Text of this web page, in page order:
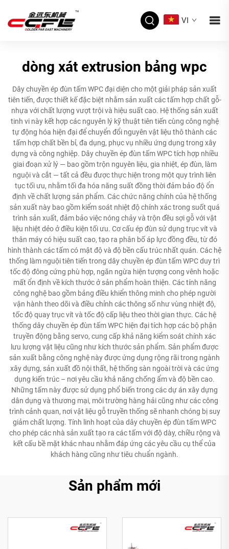
VI
dòng xát extrusion bảng wpc
Dây chuyền ép đùn tấm WPC đại diện cho một giải pháp sản xuất
tiên tiến, được thiết kế đặc biệt nhằm sản xuất các tấm hợp chất gỗ-
nhựa với chất lượng vượt trội và hiệu suất cao. Hệ thống sản xuất
tinh vi này kết hợp các nguyên lý kỹ thuật tiên tiến cùng công nghệ
tự động hóa hiện đại để chuyển đổi nguyên vật liệu thô thành các
tấm hợp chất bền bỉ, đa dụng, phục vụ nhiều ứng dụng trong xây
dựng và công nghiệp. Dây chuyền ép đùn tấm WPC tích hợp nhiều
giai đoạn xử lý — bao gồm trộn nguyên liệu, gia nhiệt, ép đùn, làm
nguội và cắt — tất cả đều được thực hiện trong một quy trình liên
tục tối ưu, nhằm tối đa hóa năng suất đồng thời đảm bảo độ ổn
định về chất lượng sản phẩm. Các chức năng chính của hệ thống
sản xuất này bao gồm kiểm soát nhiệt độ chính xác trong suốt quá
trình sản xuất, đảm bảo việc nóng chảy và trộn đều sợi gỗ với vật
liệu nhiệt dẻo ở điều kiện tối ưu. Cơ cấu ép đùn sử dụng trục vít và
thân máy có hiệu suất cao, tạo ra phân bố áp lực đồng đều, từ đó
hình thành các tấm có mật độ và độ bền cấu trúc nhất quán. Các hệ
thống làm nguội tiên tiến trong dây chuyền ép đùn tấm WPC duy trì
tốc độ đông cứng phù hợp, ngăn ngừa hiện tượng cong vênh hoặc
mất ổn định về kích thước ở sản phẩm hoàn thiện. Các tính năng
công nghệ bao gồm bảng điều khiển thông minh cho phép người
vận hành theo dõi và điều chỉnh các thông số như vùng nhiệt độ,
tốc độ quay trục vít và tốc độ cấp liệu theo thời gian thực. Các hệ
thống dây chuyền ép đùn tấm WPC hiện đại tích hợp các bộ phận
truyền động bằng servo, cung cấp khả năng kiểm soát chính xác
lưu lượng vật liệu cũng như kích thước sản phẩm. Sản phẩm được
sản xuất bằng công nghệ này được ứng dụng rộng rãi trong ngành
xây dựng, sản xuất đồ nội thất, hệ thống sàn ngoài trời và các ứng
dụng kiến trúc – nơi yêu cầu khả năng chống ẩm và độ bền cao.
Những tấm này được sử dụng phổ biến trong các dự án xây dựng
dân dụng và thương mại, môi trường hàng hải cũng như các công
trình cảnh quan, nơi vật liệu gỗ truyền thống sẽ nhanh chóng bị suy
giảm chất lượng. Tính linh hoạt của dây chuyền ép đùn tấm WPC
cho phép các nhà sản xuất tạo ra các tấm với độ dày, chiều rộng và
kết cấu bề mặt khác nhau nhằm đáp ứng các yêu cầu cụ thể của
khách hàng cũng như tiêu chuẩn ngành.
Sản phẩm mới